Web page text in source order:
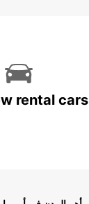
rental cars